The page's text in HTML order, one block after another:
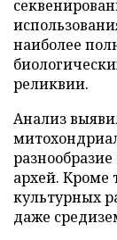
наиболее
реликвии.
Анализ
архей.
культурных
даже